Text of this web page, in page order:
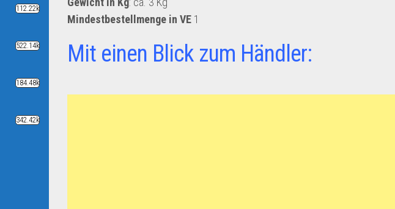
Mindestbestellmenge in VE 1
Mit einen Blick zum Händler:
112.22k
522.14k
184.48k
342.42k